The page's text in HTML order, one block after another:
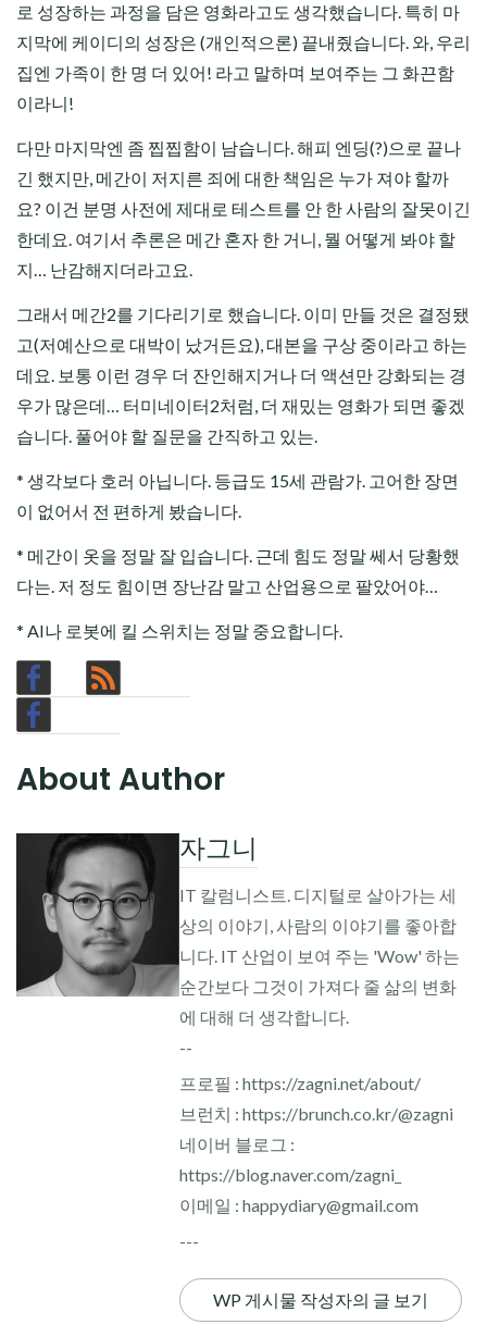
로 성장하는 과정을 담은 영화라고도 생각했습니다. 특히 마
지막에 케이디의 성장은 (개인적으론) 끝내줬습니다. 와, 우리
집엔 가족이 한 명 더 있어! 라고 말하며 보여주는 그 화끈함
이라니!
다만 마지막엔 좀 찝찝함이 남습니다. 해피 엔딩(?)으로 끝나
긴 했지만, 메간이 저지른 죄에 대한 책임은 누가 져야 할까
요? 이건 분명 사전에 제대로 테스트를 안 한 사람의 잘못이긴
한데요. 여기서 추론은 메간 혼자 한 거니, 뭘 어떻게 봐야 할
지… 난감해지더라고요.
그래서 메간2를 기다리기로 했습니다. 이미 만들 것은 결정됐
고(저예산으로 대박이 났거든요), 대본을 구상 중이라고 하는
데요. 보통 이런 경우 더 잔인해지거나 더 액션만 강화되는 경
우가 많은데… 터미네이터2처럼, 더 재밌는 영화가 되면 좋겠
습니다. 풀어야 할 질문을 간직하고 있는.
* 생각보다 호러 아닙니다. 등급도 15세 관람가. 고어한 장면
이 없어서 전 편하게 봤습니다.
* 메간이 옷을 정말 잘 입습니다. 근데 힘도 정말 쎄서 당황했
다는. 저 정도 힘이면 장난감 말고 산업용으로 팔았어야…
* AI나 로봇에 킬 스위치는 정말 중요합니다.
About Author
자그니
IT 칼럼니스트. 디지털로 살아가는 세
상의 이야기, 사람의 이야기를 좋아합
니다. IT 산업이 보여 주는 'Wow' 하는
순간보다 그것이 가져다 줄 삶의 변화
에 대해 더 생각합니다.
--
프로필 : https://zagni.net/about/
브런치 : https://brunch.co.kr/@zagni
네이버 블로그 :
https://blog.naver.com/zagni_
이메일 : happydiary@gmail.com
---
WP 게시물 작성자의 글 보기